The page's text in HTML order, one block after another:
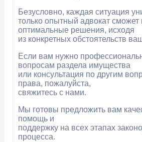
Безусловно, каждая ситуация
только опытный адвокат сможет
оптимальные решения, исходя
из конкретных обстоятельств
Если вам нужно
вопросам раздела имущества
или консультация по другим
права, пожалуйста,
свяжитесь с нами.
Мы готовы предложить вам
помощь и
поддержку на всех этапах
процесса.